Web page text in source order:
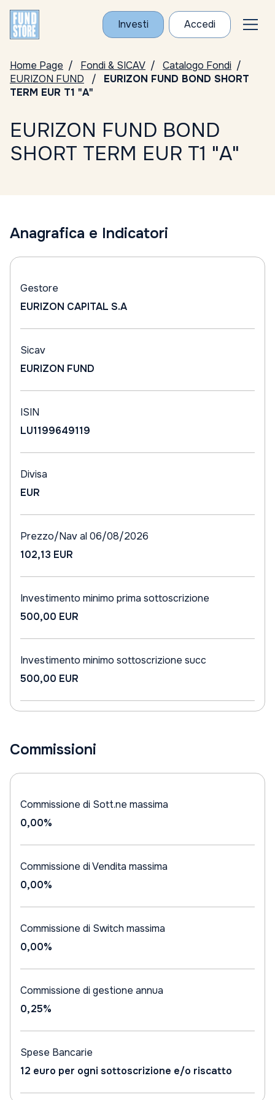
Investi Accedi
Home Page Fondi & SICAV
Catalogo Fondi
EURIZON FUND
EURIZON FUND BOND SHORT
TERM EUR T1 "A"
EURIZON FUND BOND
SHORT TERM EUR T1 "A"
Anagrafica e Indicatori
Gestore
EURIZON CAPITAL S.A
Sicav
EURIZON FUND
ISIN
LU1199649119
Divisa
EUR
Prezzo/Nav al 06/08/2026
102,13 EUR
Investimento minimo prima sottoscrizione
500,00 EUR
Investimento minimo sottoscrizione succ
500,00 EUR
Commissioni
Commissione di Sott.ne massima
0,00%
Commissione di Vendita massima
0,00%
Commissione di Switch massima
0,00%
Commissione di gestione annua
0,25%
Spese Bancarie
12 euro per ogni sottoscrizione e/o riscatto